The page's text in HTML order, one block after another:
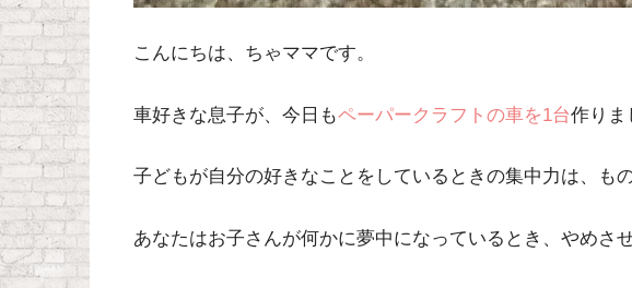
こんにちは、ちゃママです。
車好きな息子が、今日もペーパークラフトの車を1台作りま
子どもが自分の好きなことをしているときの集中力は、も
あなたはお子さんが何かに夢中になっているとき、やめさ